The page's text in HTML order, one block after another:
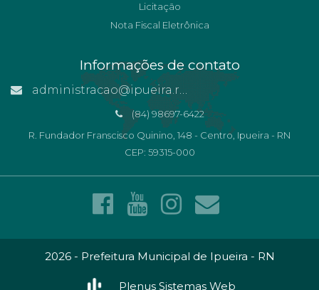
Licitação
Nota Fiscal Eletrônica
Informações de contato
administracao@ipueira.rn.gov.br
(84) 98697-6422
R. Fundador Franscisco Quinino, 148 - Centro, Ipueira - RN
CEP: 59315-000
2026 - Prefeitura Municipal de Ipueira - RN
Plenus Sistemas Web